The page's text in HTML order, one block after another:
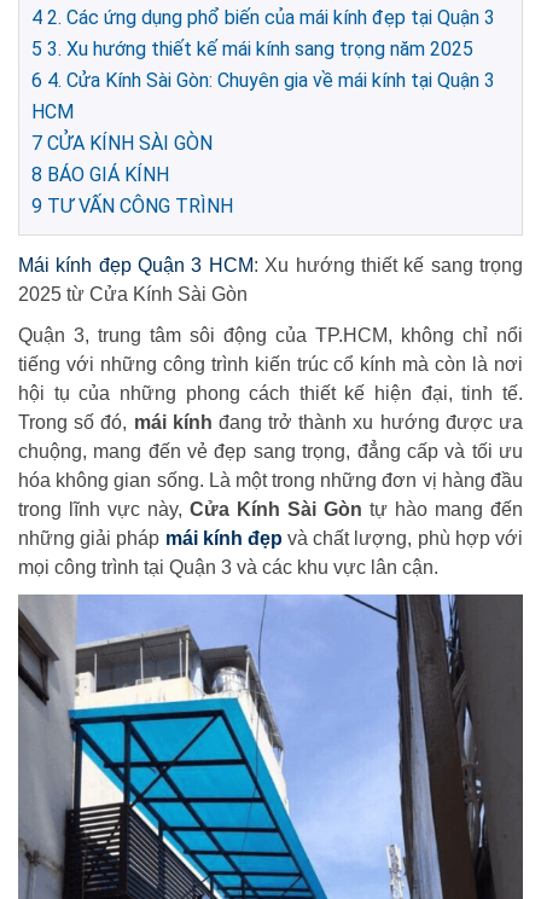
4 2. Các ứng dụng phổ biến của mái kính đẹp tại Quận 3
5 3. Xu hướng thiết kế mái kính sang trọng năm 2025
6 4. Cửa Kính Sài Gòn: Chuyên gia về mái kính tại Quận 3
HCM
7 CỬA KÍNH SÀI GÒN
8 BÁO GIÁ KÍNH
9 TƯ VẤN CÔNG TRÌNH
Mái kính đẹp Quận 3 HCM: Xu hướng thiết kế sang trọng
2025 từ Cửa Kính Sài Gòn
Quận 3, trung tâm sôi động của TP.HCM, không chỉ nổi
tiếng với những công trình kiến trúc cổ kính mà còn là nơi
hội tụ của những phong cách thiết kế hiện đại, tinh tế.
Trong số đó, mái kính đang trở thành xu hướng được ưa
chuộng, mang đến vẻ đẹp sang trọng, đẳng cấp và tối ưu
hóa không gian sống. Là một trong những đơn vị hàng đầu
trong lĩnh vực này, Cửa Kính Sài Gòn tự hào mang đến
những giải pháp mái kính đẹp và chất lượng, phù hợp với
mọi công trình tại Quận 3 và các khu vực lân cận.